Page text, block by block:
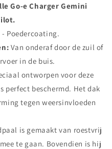
Go-e Charger Gemini
- Poedercoating.
Van onderaf door de zuil of
in de buis.
ontworpen voor deze
perfect beschermd. Het dak
tegen weersinvloeden
is gemaakt van roestvrij
te gaan. Bovendien is hij